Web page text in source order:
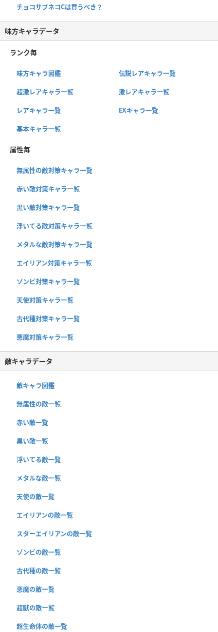
チョコサプネコCは買うべき？
味方キャラデータ
ランク毎
味方キャラ図鑑 伝説レアキャラ一覧
超激レアキャラ一覧 激レアキャラ一覧
レアキャラ一覧 EXキャラ一覧
基本キャラ一覧
属性毎
無属性の敵対策キャラ一覧
赤い敵対策キャラ一覧
黒い敵対策キャラ一覧
浮いてる敵対策キャラ一覧
メタルな敵対策キャラ一覧
エイリアン対策キャラ一覧
ゾンビ対策キャラ一覧
天使対策キャラ一覧
古代種対策キャラ一覧
悪魔対策キャラ一覧
敵キャラデータ
敵キャラ図鑑
無属性の敵一覧
赤い敵一覧
黒い敵一覧
浮いてる敵一覧
メタルな敵一覧
天使の敵一覧
エイリアンの敵一覧
スターエイリアンの敵一覧
ゾンビの敵一覧
古代種の敵一覧
悪魔の敵一覧
超獣の敵一覧
超生命体の敵一覧